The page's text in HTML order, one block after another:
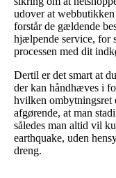
udover at
forstår de gældende
hjælpende service, for
processen med dit
Dertil er det smart at
der kan håndhæves i
hvilken ombytningsret
afgørende, at man
således man altid vil
earthquake, uden
dreng.